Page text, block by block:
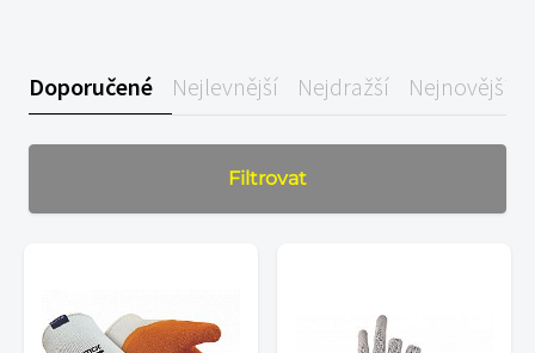
Doporučené Nejlevnější Nejdražší Nejnovější
Filtrovat